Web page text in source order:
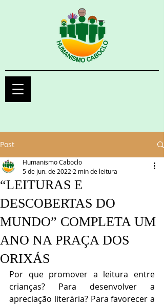
Post
“LEITURAS E
DESCOBERTAS DO
MUNDO” COMPLETA UM
ANO NA PRAÇA DOS
ORIXÁS
Humanismo Caboclo
5 de jun. de 2022 2 min de leitura
Por que promover a leitura entre
crianças? Para desenvolver a
apreciação literária? Para favorecer a